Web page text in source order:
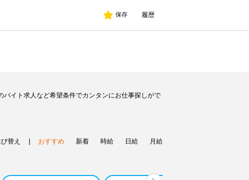
保存 履歴
イト求人など希望条件でカンタンにお仕事探しがで
替え おすすめ 新着 時給 日給 月給